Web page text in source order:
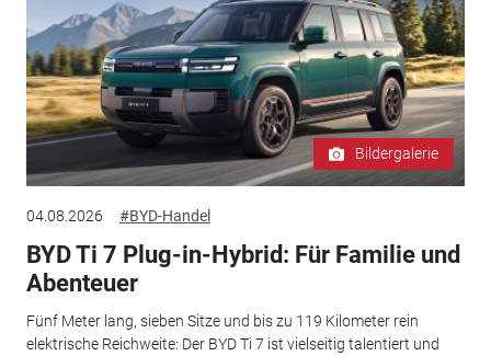
Bildergalerie
04.08.2026 #BYD-Handel
BYD Ti 7 Plug-in-Hybrid: Für Familie und
Abenteuer
Fünf Meter lang, sieben Sitze und bis zu 119 Kilometer rein
elektrische Reichweite: Der BYD Ti 7 ist vielseitig talentiert und